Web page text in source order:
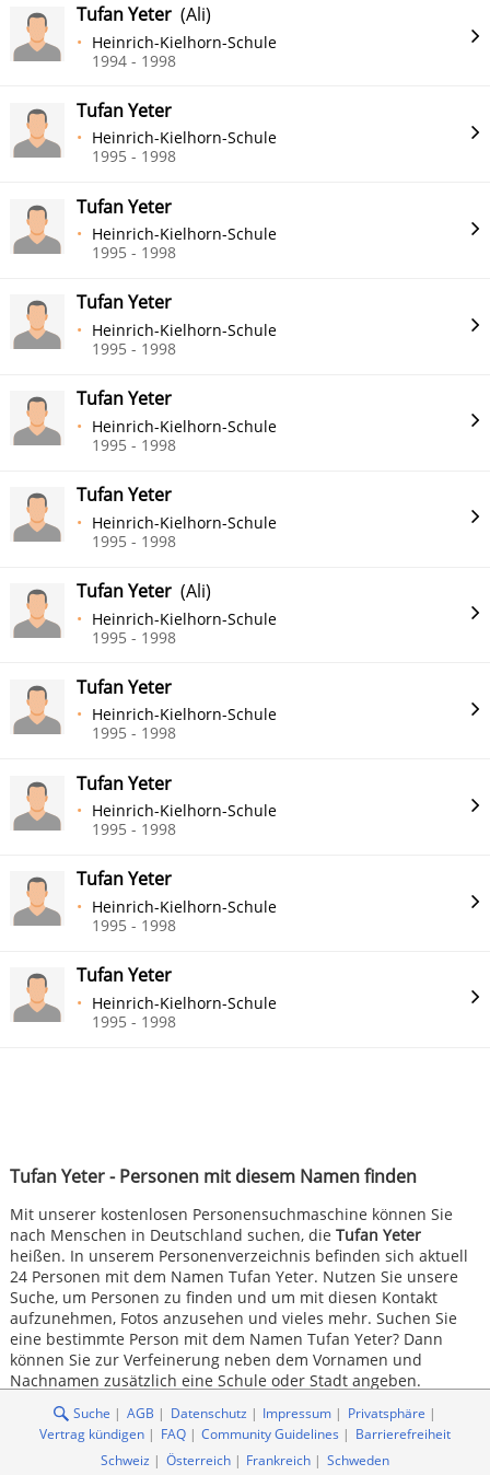
Tufan Yeter - Personen mit diesem Namen finden
Mit unserer kostenlosen Personensuchmaschine können Sie
nach Menschen in Deutschland suchen, die Tufan Yeter
heißen. In unserem Personenverzeichnis befinden sich aktuell
24 Personen mit dem Namen Tufan Yeter. Nutzen Sie unsere
Suche, um Personen zu finden und um mit diesen Kontakt
aufzunehmen, Fotos anzusehen und vieles mehr. Suchen Sie
eine bestimmte Person mit dem Namen Tufan Yeter? Dann
können Sie zur Verfeinerung neben dem Vornamen und
Nachnamen zusätzlich eine Schule oder Stadt angeben.
Tufan Yeter (Ali)
Heinrich-Kielhorn-Schule
1994 - 1998
Tufan Yeter
Heinrich-Kielhorn-Schule
1995 - 1998
Tufan Yeter
Heinrich-Kielhorn-Schule
1995 - 1998
Tufan Yeter
Heinrich-Kielhorn-Schule
1995 - 1998
Tufan Yeter
Heinrich-Kielhorn-Schule
1995 - 1998
Tufan Yeter
Heinrich-Kielhorn-Schule
1995 - 1998
Tufan Yeter (Ali)
Heinrich-Kielhorn-Schule
1995 - 1998
Tufan Yeter
Heinrich-Kielhorn-Schule
1995 - 1998
Tufan Yeter
Heinrich-Kielhorn-Schule
1995 - 1998
Tufan Yeter
Heinrich-Kielhorn-Schule
1995 - 1998
Tufan Yeter
Heinrich-Kielhorn-Schule
1995 - 1998
Suche AGB Datenschutz Impressum
Privatsphäre
Vertrag kündigen
FAQ Community Guidelines
Barrierefreiheit
Schweiz
Österreich Frankreich Schweden